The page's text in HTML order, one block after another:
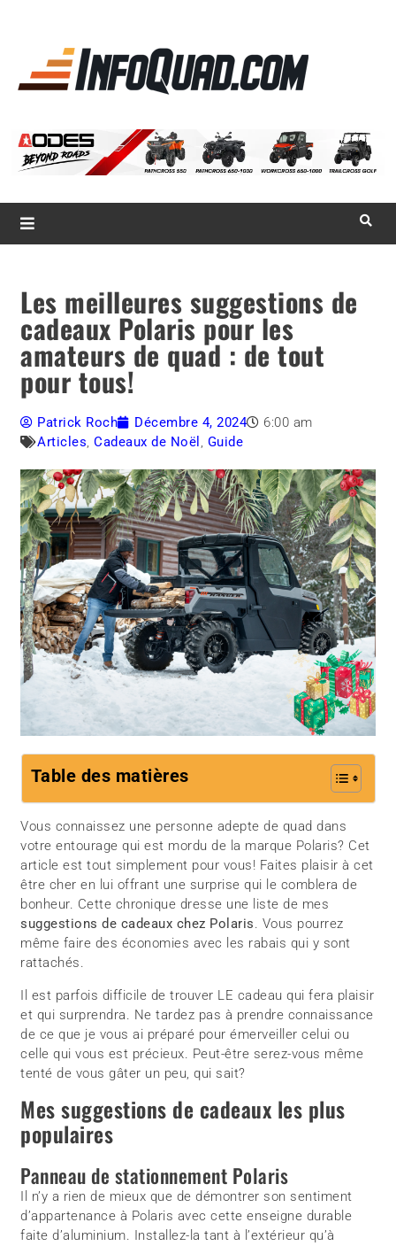
Magazine InfoQuad.com
Les meilleures suggestions de
cadeaux Polaris pour les
amateurs de quad : de tout
pour tous!
Patrick Roch Décembre 4, 2024
6:00 am
Articles,Cadeaux de Noël , Guide
Table des matières
Vous connaissez une personne adepte de quad dans
votre entourage qui est mordu de la marque Polaris? Cet
article est tout simplement pour vous! Faites plaisir à cet
être cher en lui offrant une surprise qui le comblera de
bonheur. Cette chronique dresse une liste de mes
suggestions de cadeaux chez Polaris. Vous pourrez
même faire des économies avec les rabais qui y sont
rattachés.
Il est parfois difficile de trouver LE cadeau qui fera plaisir
et qui surprendra. Ne tardez pas à prendre connaissance
de ce que je vous ai préparé pour émerveiller celui ou
celle qui vous est précieux. Peut-être serez-vous même
tenté de vous gâter un peu, qui sait?
Mes suggestions de cadeaux les plus
populaires
Panneau de stationnement Polaris
Il n’y a rien de mieux que de démontrer son sentiment
d’appartenance à Polaris avec cette enseigne durable
faite d’aluminium. Installez-la tant à l’extérieur qu’à